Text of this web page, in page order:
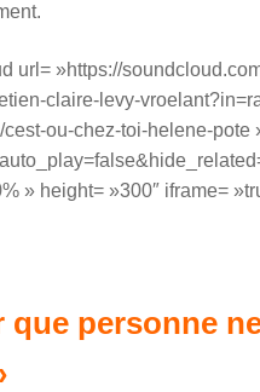
url= »https://
claire-levy-
cest-ou-chez-toi-helene-pote
» height= »300″ iframe=
que personne